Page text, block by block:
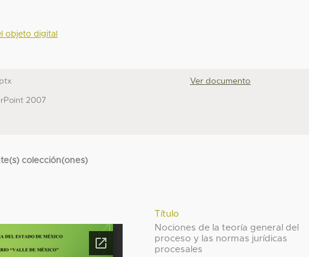
objeto digital
2007
Ver documento
colección(ones)
Título
Nociones de la teoría general del
proceso y las normas jurídicas
procesales